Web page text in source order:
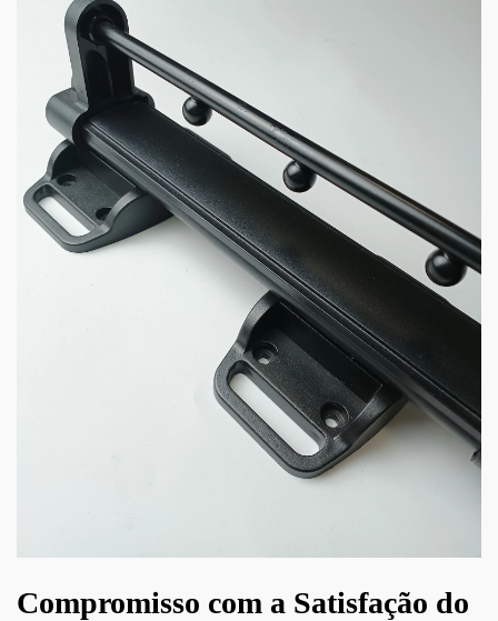
Compromisso com a Satisfação do